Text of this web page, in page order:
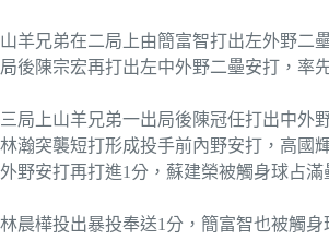
山羊兄弟在二局上由簡富智打出左外野二
局後陳宗宏再打出左中外野二壘安打，率
三局上山羊兄弟一出局後陳冠任打出中外
林瀚突襲短打形成投手前內野安打，高國
外野安打再打進1分，蘇建榮被觸身球占滿
林晨樺投出暴投奉送1分，簡富智也被觸身